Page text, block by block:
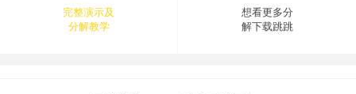
完整演示及
分解教学
想看更多分
解下载跳跳